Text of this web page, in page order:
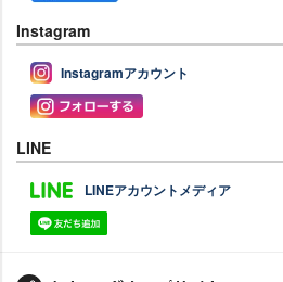
Instagram
Instagramアカウント
LINE
LINEアカウントメディア